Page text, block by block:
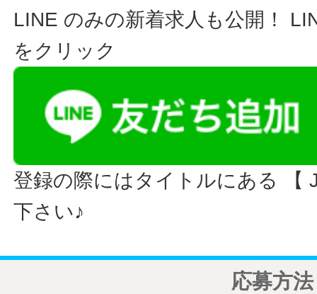
LINE のみの新着求人も公開！
をクリック
登録の際にはタイトルにある 【
下さい♪
応募方法